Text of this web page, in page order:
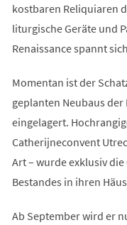
kostbaren Reliquiaren
liturgische Geräte und
Renaissance spannt
Momentan ist der
geplanten Neubaus
eingelagert.
Catherijneconvent
Art – wurde exklusiv
Bestandes in ihren
Ab September wird er